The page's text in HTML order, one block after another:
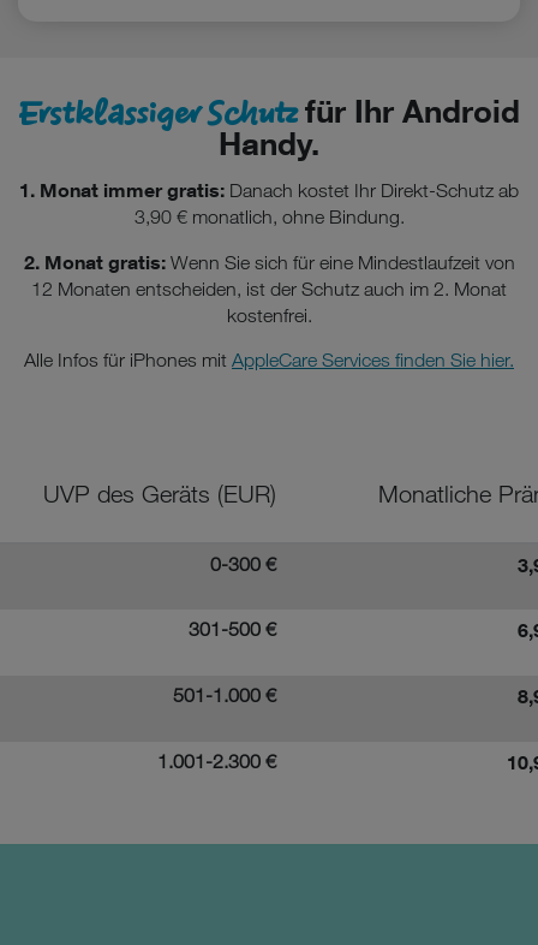
Erstklassiger Schutzfür Ihr Android
Handy.
1. Monat immer gratis: Danach kostet Ihr Direkt-Schutz ab
3,90 € monatlich, ohne Bindung.
2. Monat gratis: Wenn Sie sich für eine Mindestlaufzeit von
12 Monaten entscheiden, ist der Schutz auch im 2. Monat
kostenfrei.
Alle Infos für iPhones mit AppleCare Services finden Sie hier.
UVP des Geräts (EUR) Monatliche
0-300 €
301-500 €
501-1.000 €
1.001-2.300 €